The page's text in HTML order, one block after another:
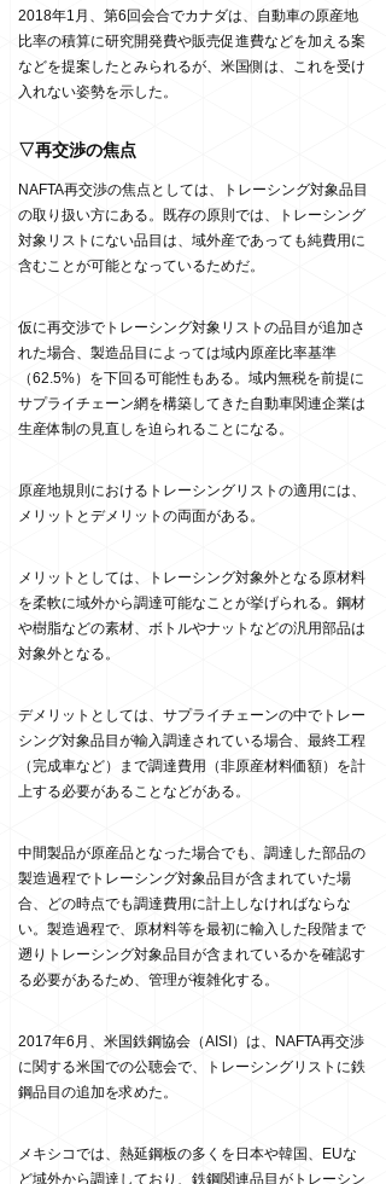
2018年1月、第6回会合でカナダは、自動車の原産地
比率の積算に研究開発費や販売促進費などを加える案
などを提案したとみられるが、米国側は、これを受け
入れない姿勢を示した。
▽再交渉の焦点
NAFTA再交渉の焦点としては、トレーシング対象品目
の取り扱い方にある。既存の原則では、トレーシング
対象リストにない品目は、域外産であっても純費用に
含むことが可能となっているためだ。
仮に再交渉でトレーシング対象リストの品目が追加さ
れた場合、製造品目によっては域内原産比率基準
（62.5%）を下回る可能性もある。域内無税を前提に
サプライチェーン網を構築してきた自動車関連企業は
生産体制の見直しを迫られることになる。
原産地規則におけるトレーシングリストの適用には、
メリットとデメリットの両面がある。
メリットとしては、トレーシング対象外となる原材料
を柔軟に域外から調達可能なことが挙げられる。鋼材
や樹脂などの素材、ボトルやナットなどの汎用部品は
対象外となる。
デメリットとしては、サプライチェーンの中でトレー
シング対象品目が輸入調達されている場合、最終工程
（完成車など）まで調達費用（非原産材料価額）を計
上する必要があることなどがある。
中間製品が原産品となった場合でも、調達した部品の
製造過程でトレーシング対象品目が含まれていた場
合、どの時点でも調達費用に計上しなければならな
い。製造過程で、原材料等を最初に輸入した段階まで
遡りトレーシング対象品目が含まれているかを確認す
る必要があるため、管理が複雑化する。
2017年6 月、米国鉄鋼協会（AISI ）は、 NAFTA再交渉
に関する米国での公聴会で、トレーシングリストに鉄
鋼品目の追加を求めた。
メキシコでは、熱延鋼板の多くを日本や韓国、 EUな
ど域外から調達しており、鉄鋼関連品目がトレーシン